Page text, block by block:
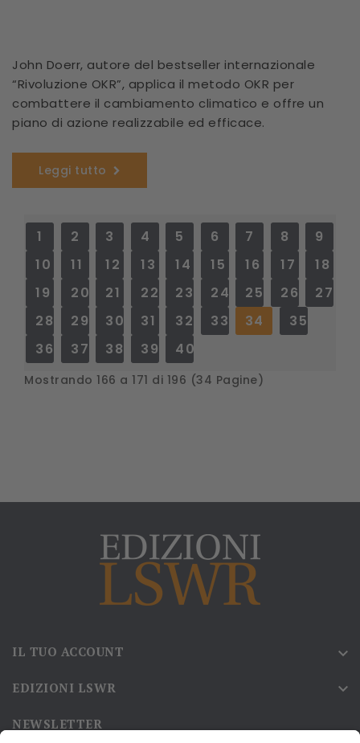
John Doerr, autore del bestseller internazionale
“Rivoluzione OKR”, applica il metodo OKR per
combattere il cambiamento climatico e offre un
piano di azione realizzabile ed efficace.
Leggi tutto
1 2 3 4 5 6 7 8
9
10
11 12 13 14 15 16 17
18
19
20 21 22 23 24 25 26
27
28
29 30 31 32 33 34
35
36
37 38 39 40
Mostrando 166 a 171 di 196 (34 Pagine)
IL TUO ACCOUNT 
EDIZIONI LSWR 
NEWSLETTER